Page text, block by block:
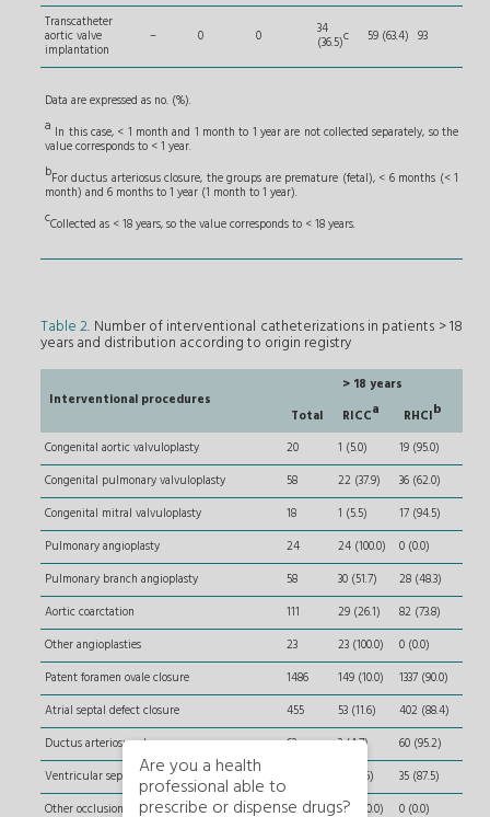
Transcatheter
aortic valve
implantation
– 0 0 34
(36.5)c 59 (63.4) 93
Data are expressed as no. (%).
a In this case, < 1 month and 1 month to 1 year are not collected separately, so the
value corresponds to < 1 year.
bFor ductus arteriosus closure, the groups are premature (fetal), < 6 months (< 1
month) and 6 months to 1 year (1 month to 1 year).
cCollected as < 18 years, so the value corresponds to < 18 years.
Table 2. Number of interventional catheterizations in patients > 18
years and distribution according to origin registry
Interventional procedures
> 18 years
Total
RICCa RHCIb
Congenital aortic valvuloplasty 20 1 (5.0)
19 (95.0)
Congenital pulmonary valvuloplasty
58 22 (37.9)
36 (62.0)
Congenital mitral valvuloplasty
18 1 (5.5)
17 (94.5)
Pulmonary angioplasty
24 24 (100.0)
0 (0.0)
Pulmonary branch angioplasty
58 30 (51.7)
28 (48.3)
Aortic coarctation
111 29 (26.1)
82 (73.8)
Other angioplasties
23 23 (100.0)
0 (0.0)
Patent foramen ovale closure
1486 149 (10.0)
1337 (90.0)
Atrial septal defect closure
455 53 (11.6)
402 (88.4)
Ductus arteriosus closure
63 3 (4.7)
60 (95.2)
Ventricular septal defect closure
5 (12.5)
35 (87.5)
Other occlusions
21 21 (100.0) 0 (0.0)
Are you a health
professional able to
prescribe or dispense drugs?